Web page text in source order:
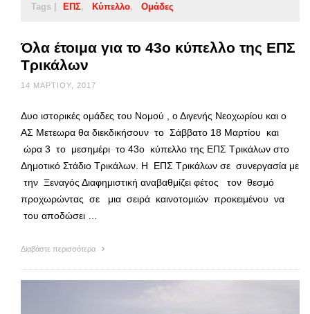
Tags | ΕΠΣ Κύπελλο Ομάδες
Όλα έτοιμα για το 43ο κύπελλο της ΕΠΣ
Τρικάλων
14 ΜΑΡΤΊΟΥ, 2017
Δυο ιστορικές ομάδες του Νομού , ο Διγενής Νεοχωρίου και ο
ΑΣ Μετεωρα θα διεκδικήσουν το Σάββατο 18 Μαρτίου και
ώρα 3 το μεσημέρι το 43ο κύπελλο της ΕΠΣ Τρικάλων στο
Δημοτικό Στάδιο Τρικάλων. Η ΕΠΣ Τρικάλων σε συνεργασία με
την Ξεναγός Διαφημιστική αναβαθμίζει φέτος τον θεσμό
προχωρώντας σε μια σειρά καινοτομιών προκειμένου να
του αποδώσει …
Διαβάστε περισσότερα